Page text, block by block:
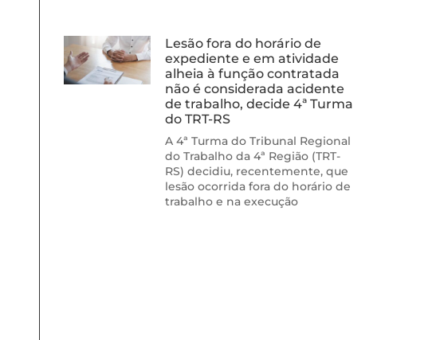
Lesão fora do horário de
expediente e em atividade
alheia à função contratada
não é considerada acidente
de trabalho, decide 4ª Turma
do TRT-RS
A 4ª Turma do Tribunal Regional
do Trabalho da 4ª Região (TRT-
RS) decidiu, recentemente, que
lesão ocorrida fora do horário de
trabalho e na execução